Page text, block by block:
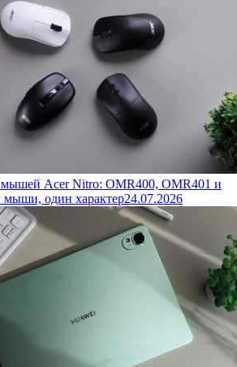
Acer Nitro: OMR400, OMR401 и
один характер24.07.2026